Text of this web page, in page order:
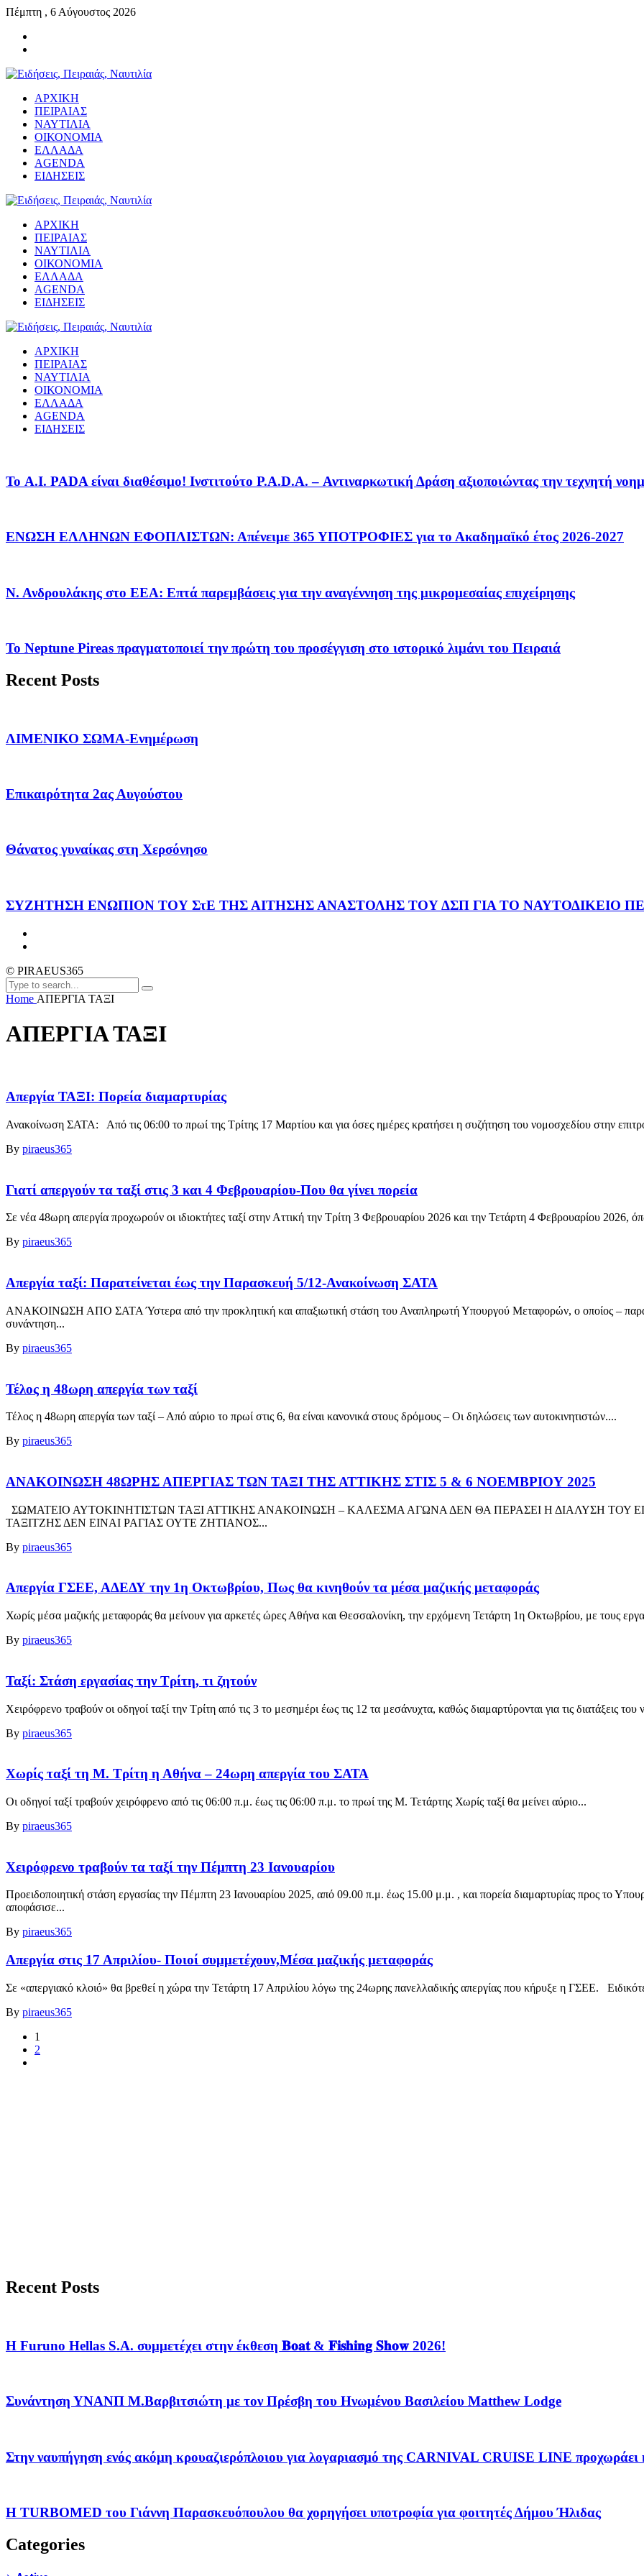
Πέμπτη , 6 Αύγουστος 2026
ΑΡΧΙΚΗ
ΠΕΙΡΑΙΑΣ
ΝΑΥΤΙΛΙΑ
ΟΙΚΟΝΟΜΙΑ
ΕΛΛΑΔΑ
AGENDA
ΕΙΔΗΣΕΙΣ
ΑΡΧΙΚΗ
ΠΕΙΡΑΙΑΣ
ΝΑΥΤΙΛΙΑ
ΟΙΚΟΝΟΜΙΑ
ΕΛΛΑΔΑ
AGENDA
ΕΙΔΗΣΕΙΣ
ΑΡΧΙΚΗ
ΠΕΙΡΑΙΑΣ
ΝΑΥΤΙΛΙΑ
ΟΙΚΟΝΟΜΙΑ
ΕΛΛΑΔΑ
AGENDA
ΕΙΔΗΣΕΙΣ
Το A.I. PADA είναι διαθέσιμο! Ινστιτούτο P.A.D.A. – Αντιναρκωτική Δράση αξιοποιώντας την τεχνητή
ΕΝΩΣΗ ΕΛΛΗΝΩΝ ΕΦΟΠΛΙΣΤΩΝ: Απένειμε 365 ΥΠΟΤΡΟΦΙΕΣ για το Ακαδημαϊκό έτος 2026-2027
Ν. Ανδρουλάκης στο ΕΕΑ: Επτά παρεμβάσεις για την αναγέννηση της μικρομεσαίας επιχείρησης
Το Neptune Pireas πραγματοποιεί την πρώτη του προσέγγιση στο ιστορικό λιμάνι του Πειραιά
Recent Posts
ΛΙΜΕΝΙΚΟ ΣΩΜΑ-Ενημέρωση
Επικαιρότητα 2ας Αυγούστου
Θάνατος γυναίκας στη Χερσόνησο
ΣΥΖΗΤΗΣΗ ΕΝΩΠΙΟΝ ΤΟΥ ΣτΕ ΤΗΣ ΑΙΤΗΣΗΣ ΑΝΑΣΤΟΛΗΣ ΤΟΥ ΔΣΠ ΓΙΑ ΤΟ ΝΑΥΤΟΔΙΚΕΙΟ
© PIRAEUS365
Home ΑΠΕΡΓΙΑ ΤΑΞΙ
ΑΠΕΡΓΙΑ ΤΑΞΙ
Απεργία ΤΑΞΙ: Πορεία διαμαρτυρίας
Ανακοίνωση ΣΑΤΑ: Από τις 06:00 το πρωί της Τρίτης 17 Μαρτίου και για όσες ημέρες κρατήσει η συζήτηση του νομοσχεδίου στην
By piraeus365
Γιατί απεργούν τα ταξί στις 3 και 4 Φεβρουαρίου-Που θα γίνει πορεία
Σε νέα 48ωρη απεργία προχωρούν οι ιδιοκτήτες ταξί στην Αττική την Τρίτη 3 Φεβρουαρίου 2026 και την Τετάρτη 4 Φεβρουαρίου 2026,
By piraeus365
Απεργία ταξί: Παρατείνεται έως την Παρασκευή 5/12-Ανακοίνωση ΣΑΤΑ
ΑΝΑΚΟΙΝΩΣΗ ΑΠΟ ΣΑΤΑ Ύστερα από την προκλητική και απαξιωτική στάση του Αναπληρωτή Υπουργού Μεταφορών, ο οποίος – παρά
συνάντηση...
By piraeus365
Τέλος η 48ωρη απεργία των ταξί
Τέλος η 48ωρη απεργία των ταξί – Από αύριο το πρωί στις 6, θα είναι κανονικά στους δρόμους – Οι δηλώσεις των αυτοκινητιστών....
By piraeus365
ANAKΟΙΝΩΣΗ 48ΩΡΗΣ ΑΠΕΡΓΙΑΣ ΤΩΝ ΤΑΞΙ ΤΗΣ ΑΤΤΙΚΗΣ ΣΤΙΣ 5 & 6 ΝΟΕΜΒΡΙΟΥ 2025
ΣΩΜΑΤΕΙΟ ΑΥΤΟΚΙΝΗΤΙΣΤΩΝ ΤΑΞΙ ΑΤΤΙΚΗΣ ΑΝΑΚΟΙΝΩΣΗ – ΚΑΛΕΣΜΑ ΑΓΩΝΑ ΔΕΝ ΘΑ ΠΕΡΑΣΕΙ Η ΔΙΑΛΥΣΗ ΤΟΥ
ΤΑΞΙΤΖΗΣ ΔΕΝ ΕΙΝΑΙ ΡΑΓΙΑΣ ΟΥΤΕ ΖΗΤΙΑΝΟΣ...
By piraeus365
Απεργία ΓΣΕΕ, ΑΔΕΔΥ την 1η Οκτωβρίου, Πως θα κινηθούν τα μέσα μαζικής μεταφοράς
Χωρίς μέσα μαζικής μεταφοράς θα μείνουν για αρκετές ώρες Αθήνα και Θεσσαλονίκη, την ερχόμενη Τετάρτη 1η Οκτωβρίου, με τους
By piraeus365
Ταξί: Στάση εργασίας την Τρίτη, τι ζητούν
Χειρόφρενο τραβούν οι οδηγοί ταξί την Τρίτη από τις 3 το μεσημέρι έως τις 12 τα μεσάνυχτα, καθώς διαμαρτύρονται για τις διατάξεις
By piraeus365
Χωρίς ταξί τη Μ. Τρίτη η Αθήνα – 24ωρη απεργία του ΣΑΤΑ
Οι οδηγοί ταξί τραβούν χειρόφρενο από τις 06:00 π.μ. έως τις 06:00 π.μ. το πρωί της Μ. Τετάρτης Χωρίς ταξί θα μείνει αύριο...
By piraeus365
Χειρόφρενο τραβούν τα ταξί την Πέμπτη 23 Ιανουαρίου
Προειδοποιητική στάση εργασίας την Πέμπτη 23 Ιανουαρίου 2025, από 09.00 π.μ. έως 15.00 μ.μ. , και πορεία διαμαρτυρίας προς το
αποφάσισε...
By piraeus365
Απεργία στις 17 Απριλίου- Ποιοί συμμετέχουν,Μέσα μαζικής μεταφοράς
Σε «απεργιακό κλοιό» θα βρεθεί η χώρα την Τετάρτη 17 Απριλίου λόγω της 24ωρης πανελλαδικής απεργίας που κήρυξε η ΓΣΕΕ.
By piraeus365
1
2
Recent Posts
Η Furuno Hellas S.A. συμμετέχει στην έκθεση 𝐁𝐨𝐚𝐭 & 𝐅𝐢𝐬𝐡𝐢𝐧𝐠 𝐒𝐡𝐨𝐰 2026!
Συνάντηση ΥΝΑΝΠ Μ.Βαρβιτσιώτη με τον Πρέσβη του Ηνωμένου Βασιλείου Matthew Lodge
Στην ναυπήγηση ενός ακόμη κρουαζιερόπλοιου για λογαριασμό της CARNIVAL CRUISE LINE
Η TURBOMED του Γιάννη Παρασκευόπουλου θα χορηγήσει υποτροφία για φοιτητές Δήμου Ήλιδας
Categories